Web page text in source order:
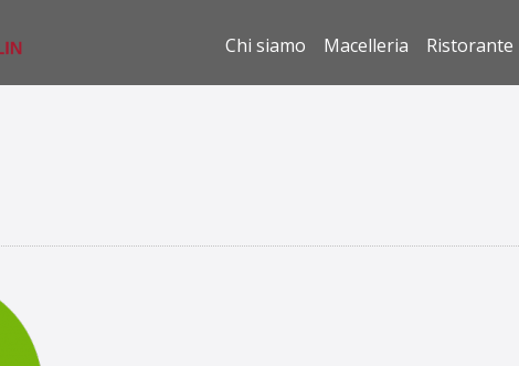
Chi siamo Macelleria Ristorante